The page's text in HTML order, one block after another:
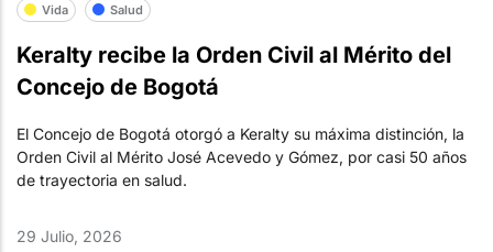
Vida Salud
Keralty recibe la Orden Civil al Mérito del
Concejo de Bogotá
El Concejo de Bogotá otorgó a Keralty su máxima distinción, la
Orden Civil al Mérito José Acevedo y Gómez, por casi 50 años
de trayectoria en salud.
29 Julio, 2026